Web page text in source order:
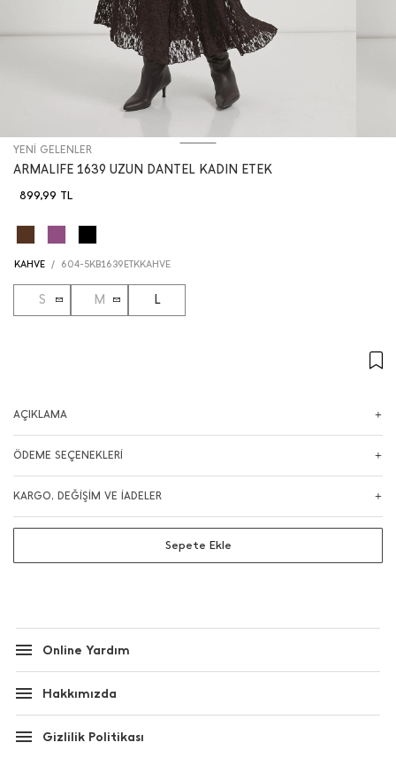
YENİ GELENLER
ARMALIFE 1639 UZUN DANTEL KADIN ETEK
899,99 TL
S M L
KAHVE / 604-5KB1639ETKKAHVE
Sepete Ekle
AÇIKLAMA
ÖDEME SEÇENEKLERİ
KARGO, DEĞİŞİM VE İADELER
Online Yardım
Hakkımızda
Gizlilik Politikası